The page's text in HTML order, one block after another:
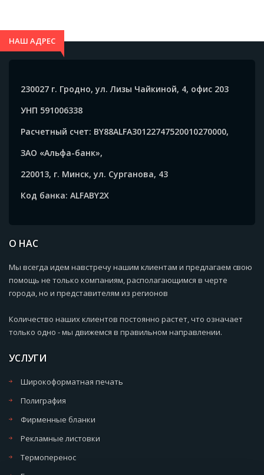
НАШ АДРЕС
230027 г. Гродно, ул. Лизы Чайкиной, 4, офис 203
УНП 591006338
Расчетный счет: BY88ALFA30122747520010270000,
ЗАО «Альфа-банк»,
220013, г. Минск, ул. Сурганова, 43
Код банка: ALFABY2X
О НАС
Мы всегда идем навстречу нашим клиентам и предлагаем свою
помощь не только компаниям, располагающимся в черте
города, но и представителям из регионов
Количество наших клиентов постоянно растет, что означает
только одно - мы движемся в правильном направлении.
УСЛУГИ
Широкоформатная печать
Полиграфия
Фирменные бланки
Рекламные листовки
Термоперенос